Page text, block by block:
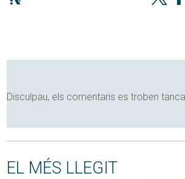
Disculpau, els comentaris es troben
EL MÉS LLEGIT